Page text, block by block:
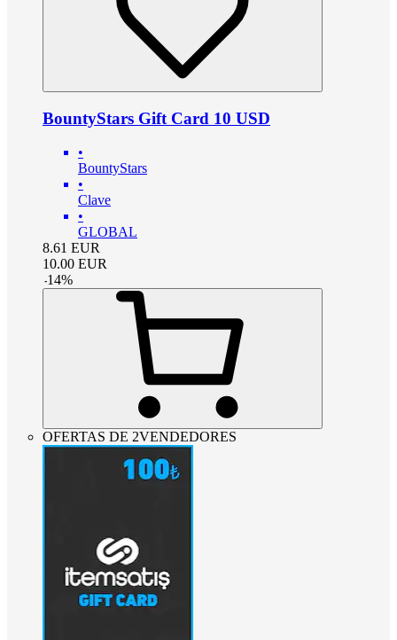
BountyStars Gift Card 10 USD
•
BountyStars
•
Clave
•
GLOBAL
8.61 EUR
10.00 EUR
-14%
OFERTAS DE 2VENDEDORES